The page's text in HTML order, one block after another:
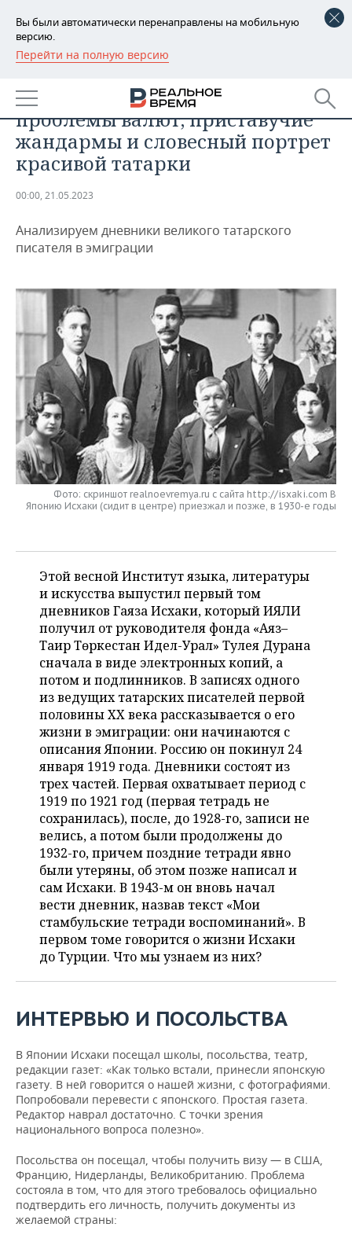
Вы были автоматически перенаправлены на мобильную
версию.
Перейти на полную версию
РЕГИОНЫ
БАШКОРТОСТАН
ТАТАРСТАН
УДМУРТИЯ
НОВОСТИ
АНАЛИТИКА
НОВОСТИ АНАЛИТИКИ
ДЕКЛАРАЦИИ О ДОХОДАХ
КОРОЛИ ГОСЗАКАЗА ПФО
КОМУ ПРИНАДЛЕЖАТ
ТОРГОВЫЕ ЦЕНТРЫ
ТАТАРСТАНА
ЭКОНОМИКА
НОВОСТИ ЭКОНОМИКИ
ФИНАНСЫ
БЮДЖЕТ
ИНВЕСТИЦИИ
ПРОМЫШЛЕННОСТЬ
НОВОСТИ
ПРОМЫШЛЕННОСТИ
АГРОПРОМ
МАШИНОСТРОЕНИЕ
НЕФТЕХИМИЯ
НЕФТЬ
ОПК
ЭНЕРГЕТИКА
НЕДВИЖИМОСТЬ
НОВОСТИ АВТО
БИЗНЕС
НОВОСТИ БИЗНЕСА
РОЗНИЧНАЯ ТОРГОВЛЯ
ТРАНСПОРТ
УСЛУГИ
ТЕХНОЛОГИИ
НОВОСТИ ТЕХНОЛОГИЙ
IT
МЕДИА
ТЕЛЕКОММУНИКАЦИИ
МЕРОПРИЯТИЯ
НОВОСТИ МЕРОПРИЯТИЙ
ВЫЕЗДНАЯ РЕДАКЦИЯ
БИЗНЕС-БРАНЧИ
СПОРТ
НОВОСТИ СПОРТА
ФУТБОЛ
ВОЛЕЙБОЛ
КИБЕРСПОРТ
ФИГУРНОЕ КАТАНИЕ
ВОДНЫЕ ВИДЫ СПОРТА
ХОККЕЙ С МЯЧОМ
ОБЩЕСТВО
НОВОСТИ ОБЩЕСТВА
ИСТОРИЯ
КУЛЬТУРА
МЕДИЦИНА
ОБРАЗОВАНИЕ
ПРОИСШЕСТВИЯ
ФОТОГАЛЕРЕЯ
СПИСОК ПЕРСОН
СПИСОК КОМПАНИЙ
ПОЛНАЯ ВЕРСИЯ
Гаяз Исхаки в Японии:
проблемы валют, приставучие
жандармы и словесный портрет
красивой татарки
00:00, 21.05.2023
Анализируем дневники великого татарского
писателя в эмиграции
Фото: скриншот realnoevremya.ru с сайта http://isxaki.com В
Японию Исхаки (сидит в центре) приезжал и позже, в 1930-е годы
Этой весной Институт языка, литературы
и искусства выпустил первый том
дневников Гаяза Исхаки, который ИЯЛИ
получил от руководителя фонда «Аяз–
Таһир Төркестан Идел-Урал» Тулея Дурана
сначала в виде электронных копий, а
потом и подлинников. В записях одного
из ведущих татарских писателей первой
половины XX века рассказывается о его
жизни в эмиграции: они начинаются с
описания Японии. Россию он покинул 24
января 1919 года. Дневники состоят из
трех частей. Первая охватывает период с
1919 по 1921 год (первая тетрадь не
сохранилась), после, до 1928-го, записи не
велись, а потом были продолжены до
1932-го, причем поздние тетради явно
были утеряны, об этом позже написал и
сам Исхаки. В 1943-м он вновь начал
вести дневник, назвав текст «Мои
стамбульские тетради воспоминаний». В
первом томе говорится о жизни Исхаки
до Турции. Что мы узнаем из них?
ИНТЕРВЬЮ И ПОСОЛЬСТВА
В Японии Исхаки посещал школы, посольства, театр,
редакции газет: «Как только встали, принесли японскую
газету. В ней говорится о нашей жизни, с фотографиями.
Попробовали перевести с японского. Простая газета.
Редактор наврал достаточно. С точки зрения
национального вопроса полезно».
Посольства он посещал, чтобы получить визу — в США,
Францию, Нидерланды, Великобританию. Проблема
состояла в том, что для этого требовалоcь официально
подтвердить его личность, получить документы из
желаемой страны: